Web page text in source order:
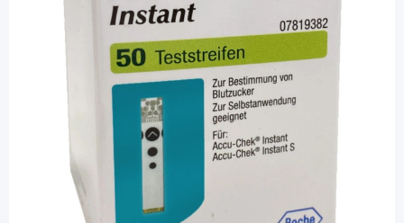
Blutzuckerteststreifen / 50 Stück
PZN: 16796165 / Diashop.de Kat.-Nr.114335
sofort verfügbar
Lieferzeit 1-3 Werktage
Besonderheiten
Große Blutauftragsfläche
Mehr über das Produkt